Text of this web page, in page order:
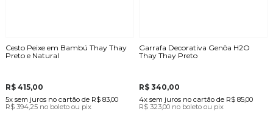
Cesto Peixe em Bambú Thay Thay
Preto e Natural
R$ 415,00
5x sem juros no cartãode R$ 83,00
R$ 394,25 no boleto ou pix
Garrafa Decorativa Genôa H2O
Thay Thay Preto
R$ 340,00
4x sem juros no cartão de R$ 85,00
R$ 323,00 no boleto ou pix